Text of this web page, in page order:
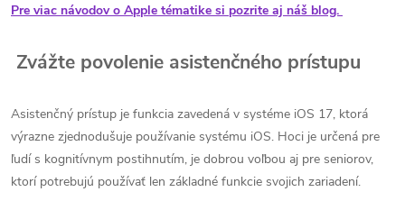
Pre viac návodov o Apple tématike si pozrite aj náš blog.
Zvážte povolenie asistenčného prístupu
Asistenčný prístup je funkcia zavedená v systéme iOS 17, ktorá
výrazne zjednodušuje používanie systému iOS. Hoci je určená pre
ľudí s kognitívnym postihnutím, je dobrou voľbou aj pre seniorov,
ktorí potrebujú používať len základné funkcie svojich zariadení.